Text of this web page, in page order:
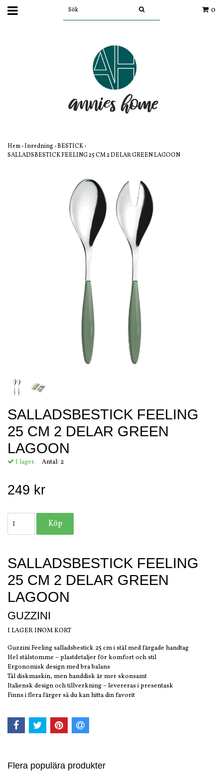
0
Hem›Inredning ›BESTICK›
SALLADSBESTICK FEELING 25 CM 2 DELAR GREEN LAGOON
SALLADSBESTICK FEELING
25 CM 2 DELAR GREEN
LAGOON
I lager. Antal: 2
249 kr
SALLADSBESTICK FEELING
25 CM 2 DELAR GREEN
LAGOON
GUZZINI
I LAGER INOM KORT
Guzzini Feeling salladsbestick 25 cm i stål med färgade handtag
Hel stålstomme – plastdetaljer för komfort och stil
Ergonomisk design med bra balans
Tål diskmaskin, men handdisk är mer skonsamt
Italiensk design och tillverkning – levereras i presentask
Finns i flera färger så du kan hitta din favorit
Flera populära produkter